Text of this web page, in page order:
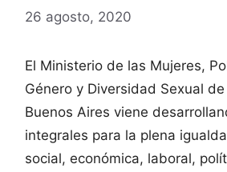
26 agosto, 2020
El Ministerio de las Mujeres,
Género y Diversidad Sexual
Buenos Aires viene
integrales para la plena
social, económica, laboral,